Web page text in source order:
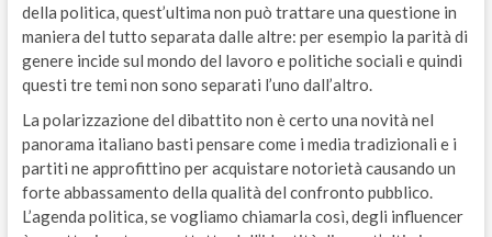
della politica, quest’ultima non può trattare una questione in
maniera del tutto separata dalle altre: per esempio la parità di
genere incide sul mondo del lavoro e politiche sociali e quindi
questi tre temi non sono separati l’uno dall’altro.
La polarizzazione del dibattito non è certo una novità nel
panorama italiano basti pensare come i media tradizionali e i
partiti ne approfittino per acquistare notorietà causando un
forte abbassamento della qualità del confronto pubblico.
L’agenda politica, se vogliamo chiamarla così, degli influencer